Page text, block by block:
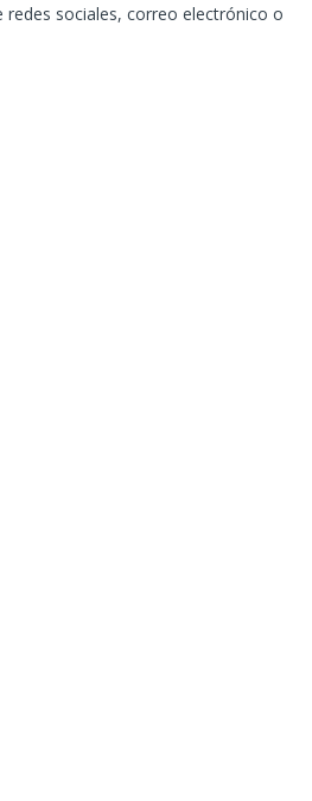
sociales, correo electrónico o